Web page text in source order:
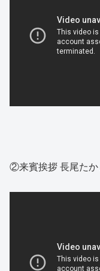
②来賓挨拶 長尾たか